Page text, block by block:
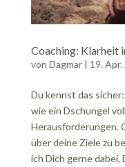
Coaching: Klarheit
von Dagmar| 19.
Du kennst das
wie ein Dschungel
Herausforderungen.
über deine Ziele zu
ich Dich gerne dabei,